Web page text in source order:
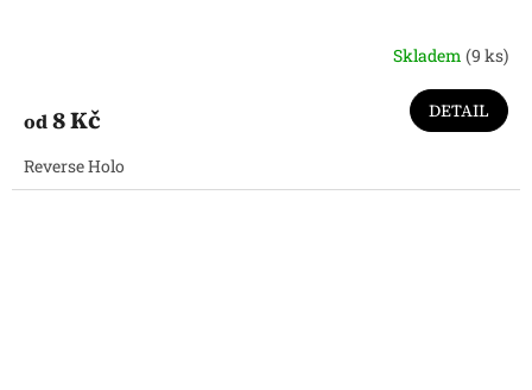
Skladem (9 ks)
od8 Kč DETAIL
Reverse Holo